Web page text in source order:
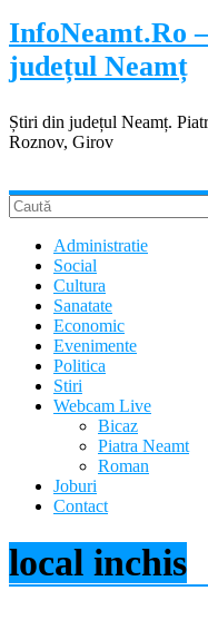
InfoNeamt.Ro
județul Neamț
Știri din județul Neamț.
Roznov, Girov
Administratie
Social
Cultura
Sanatate
Economic
Evenimente
Politica
Stiri
Webcam Live
Bicaz
Piatra Neamt
Roman
Joburi
Contact
local inchis